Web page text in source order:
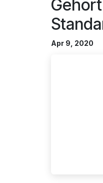
Apr 9, 2020